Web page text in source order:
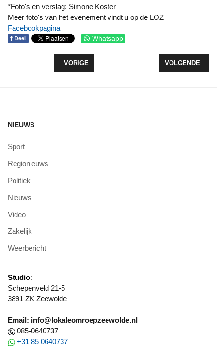
*Foto's en verslag: Simone Koster
Meer foto's van het evenement vindt u op de LOZ
Facebookpagina
f Deel Whatsapp
VORIG ARTIKEL: KERSTCONCERT IN DE
VORIGE VOLGENDE
VOLGENDE
NIEUWS
Sport
Regionieuws
Politiek
Nieuws
Video
Zakelijk
Weerbericht
Studio:
Schepenveld 21-5
3891 ZK Zeewolde
Email: info@lokaleomroepzeewolde.nl
085-0640737
+31 85 0640737